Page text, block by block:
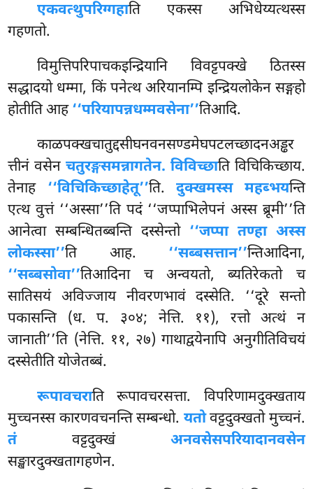
एकवत्थुपरिग्गहाति एकस्स अभिधेय्यत्थस्स
गहणतो.
विमुत्तिपरिपाचकइन्द्रियानि विवट्टपक्खे ठितस्स
सद्धादयो धम्मा, किं पनेत्थ अरियानम्पि इन्द्रियलोकेन सङ्गहो
होतीति आह‘‘परियापन्नधम्मवसेना’’तिआदि.
काळपक्खचातुद्दसीघनवनसण्डमेघपटलच्छादनअड्ढर
त्तीनंवसेनचतुरङ्गसमन्नागतेन. विविच्छाति विचिकिच्छाय.
तेनाह ‘‘विचिकिच्छाहेतू’’ति.दुक्खमस्स महब्भयन्ति
एत्थ वुत्तं ‘‘अस्सा’’ति पदं ‘‘जप्पाभिलेपनं अस्स ब्रूमी’’ति
आनेत्वा सम्बन्धितब्बन्ति दस्सेन्तो ‘‘जप्पा तण्हा अस्स
लोकस्सा’’ति आह. ‘‘सब्बसत्तान’’न्तिआदिना,
‘‘सब्बसोवा’’तिआदिना च अन्वयतो, ब्यतिरेकतो च
सातिसयं अविज्जाय नीवरणभावंदस्सेति. ‘‘दूरे सन्तो
पकासन्ति (ध. प. ३०४; नेत्ति. ११), रत्तो अत्थं न
जानाती’’ति (नेत्ति. ११, २७) गाथाद्वयेनापि अनुगीतिविचयं
दस्सेतीति योजेतब्बं.
रूपावचराति रूपावचरसत्ता. विपरिणामदुक्खताय
मुच्चनस्स कारणवचनन्ति सम्बन्धो. यतोवट्टदुक्खतो मुच्चनं.
तंवट्टदुक्खं अनवसेसपरियादानवसेन
सङ्खारदुक्खतागहणेन.